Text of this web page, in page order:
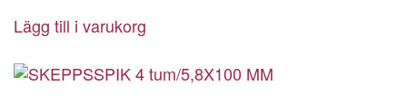
Lägg till i varukorg